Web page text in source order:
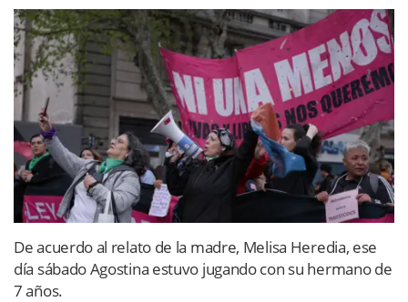
De acuerdo al relato de la madre, Melisa Heredia, ese
día sábado Agostina estuvo jugando con su hermano de
7 años.